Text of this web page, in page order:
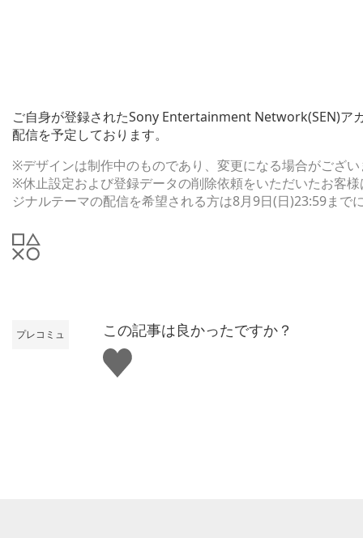
ご自身が登録されたSony Entertainment Network(SEN)ア
配信を予定しております。
※デザインは制作中のものであり、変更になる場合がござ
※休止設定および登録データの削除依頼をいただいたお客
ジナルテーマの配信を希望される方は8月9日(日)23:59まで
プレコミュ
この記事は良かったですか？
い
い